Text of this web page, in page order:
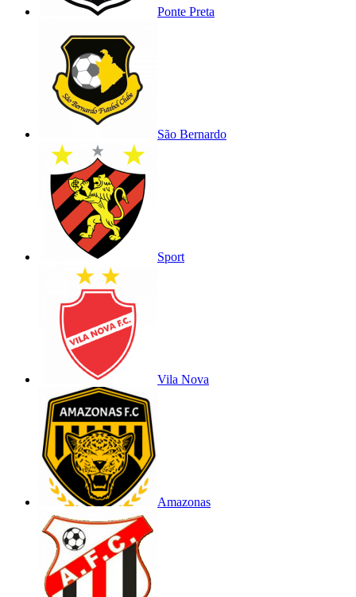
Ponte Preta
São Bernardo
Sport
Vila Nova
Amazonas